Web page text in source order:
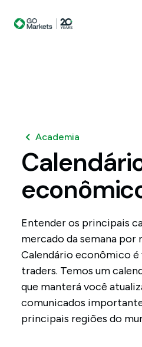
Academia
Entender os principais
mercado da semana por
Calendário econômico
traders. Temos um
que manterá você
comunicados
principais regiões do